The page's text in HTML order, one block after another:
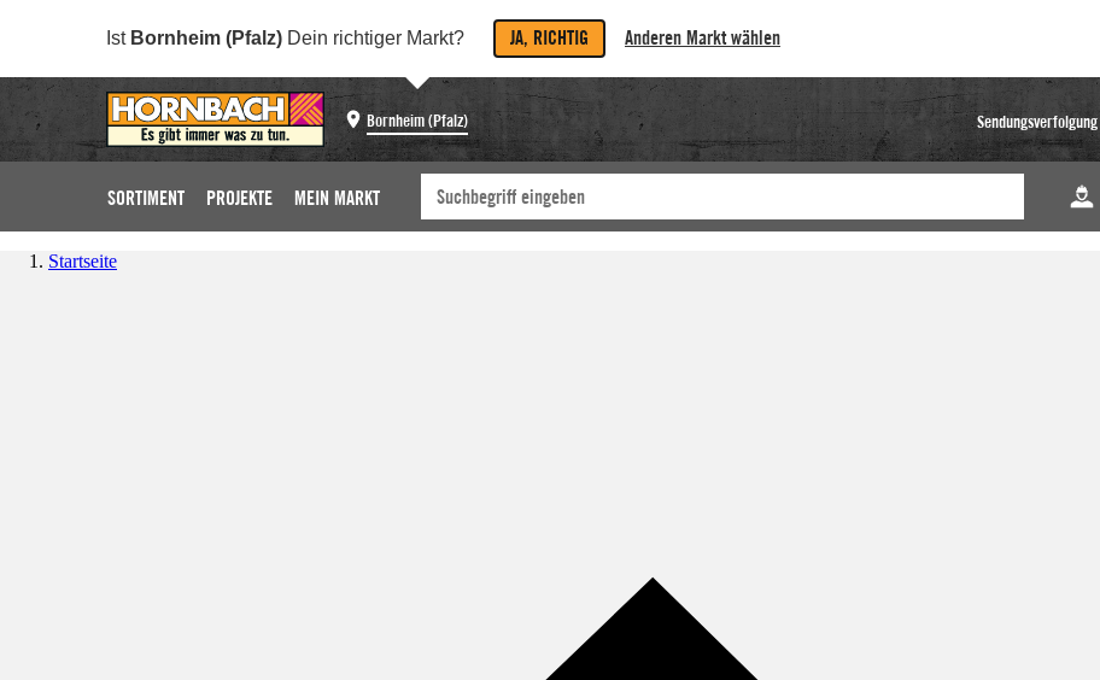
Ist Bornheim (Pfalz) Dein richtiger Markt? JA, RICHTIG Anderen Markt wählen
Bornheim (Pfalz) Sendungsverfolgung
SORTIMENT PROJEKTE MEIN MARKT
Startseite